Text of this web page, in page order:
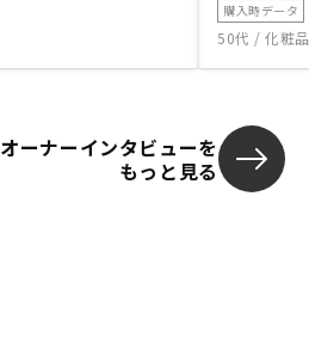
購入時データ
50代 / 化粧
オーナーインタビューを
もっと見る